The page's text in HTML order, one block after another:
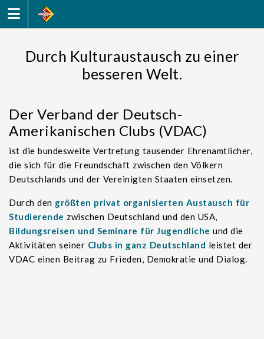
Zum
Inhalt
Durch Kulturaustausch zu einer
besseren Welt.
Der Verband der Deutsch-
Amerikanischen Clubs (VDAC)
ist die bundesweite Vertretung tausender Ehrenamtlicher,
die sich für die Freundschaft zwischen den Völkern
Deutschlands und der Vereinigten Staaten einsetzen.
Durch den größten privat organisierten Austausch für
Studierende zwischen Deutschland und den USA,
Bildungsreisen und Seminare für Jugendliche und die
Aktivitäten seiner Clubs in ganz Deutschland leistet der
VDAC einen Beitrag zu Frieden, Demokratie und Dialog.